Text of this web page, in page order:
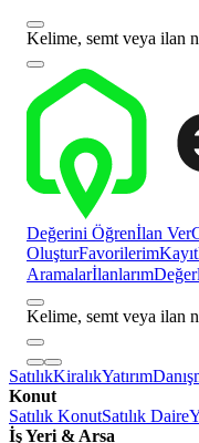
Kelime, semt veya ilan
Değerini Öğrenİlan Ver
OluşturFavorilerim
Aramalarİlanlarım
Kelime, semt veya ilan
SatılıkKiralıkYatırım
Konut
Satılık KonutSatılık Daire
İş Yeri & Arsa